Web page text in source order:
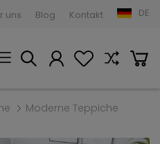
uns Blog Kontakt DE
Moderne Teppiche